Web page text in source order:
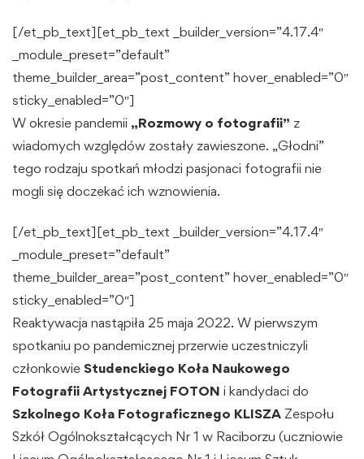
[/et_pb_text][et_pb_text _builder_version=”4.17.4″
_module_preset=”default”
theme_builder_area=”post_content” hover_enabled=”0″
sticky_enabled=”0″]
W okresie pandemii „Rozmowy o fotografii” z
wiadomych względów zostały zawieszone. „Głodni”
tego rodzaju spotkań młodzi pasjonaci fotografii nie
mogli się doczekać ich wznowienia.
[/et_pb_text][et_pb_text _builder_version=”4.17.4″
_module_preset=”default”
theme_builder_area=”post_content” hover_enabled=”0″
sticky_enabled=”0″]
Reaktywacja nastąpiła 25 maja 2022. W pierwszym
spotkaniu po pandemicznej przerwie uczestniczyli
członkowie Studenckiego Koła Naukowego
Fotografii Artystycznej FOTON i kandydaci do
Szkolnego Koła Fotograficznego KLISZA Zespołu
Szkół Ogólnokształcących Nr 1 w Raciborzu (uczniowie